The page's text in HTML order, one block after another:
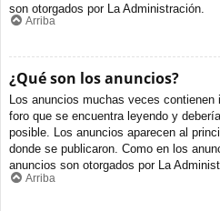
son otorgados por La Administración.
Arriba
¿Qué son los anuncios?
Los anuncios muchas veces contienen
foro que se encuentra leyendo y
posible. Los anuncios aparecen al
donde se publicaron. Como en los
anuncios son otorgados por La
Arriba